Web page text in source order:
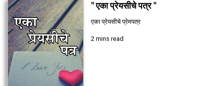
" एका प्रेयसीचे पत्र "
एका प्रेयसीचे प्रेमपत्र
2 mins read